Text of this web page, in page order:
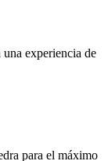
experiencia de
para el máximo